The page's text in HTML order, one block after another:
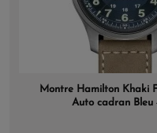
Montre Hamilton Khaki
Auto cadran Bleu